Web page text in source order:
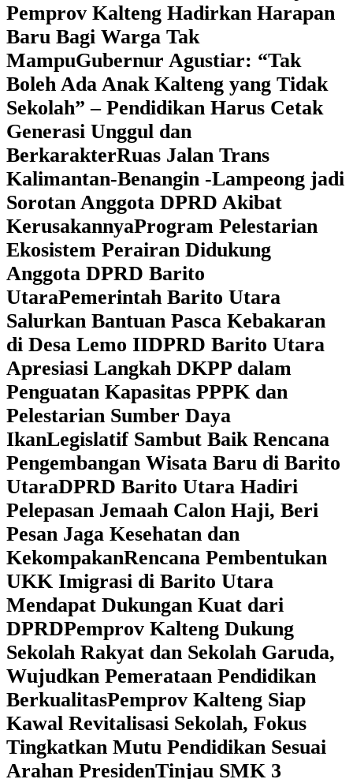
Pemprov Kalteng Hadirkan Harapan
Baru Bagi Warga Tak
Mampu‎Gubernur Agustiar: “Tak
Boleh Ada Anak Kalteng yang Tidak
Sekolah” – Pendidikan Harus Cetak
Generasi Unggul dan
BerkarakterRuas Jalan Trans
Kalimantan-Benangin -Lampeong jadi
Sorotan Anggota DPRD Akibat
KerusakannyaProgram Pelestarian
Ekosistem Perairan Didukung
Anggota DPRD Barito
UtaraPemerintah Barito Utara
Salurkan Bantuan Pasca Kebakaran
di Desa Lemo IIDPRD Barito Utara
Apresiasi Langkah DKPP dalam
Penguatan Kapasitas PPPK dan
Pelestarian Sumber Daya
IkanLegislatif Sambut Baik Rencana
Pengembangan Wisata Baru di Barito
UtaraDPRD Barito Utara Hadiri
Pelepasan Jemaah Calon Haji, Beri
Pesan Jaga Kesehatan dan
KekompakanRencana Pembentukan
UKK Imigrasi di Barito Utara
Mendapat Dukungan Kuat dari
DPRD‎Pemprov Kalteng Dukung
Sekolah Rakyat dan Sekolah Garuda,
Wujudkan Pemerataan Pendidikan
Berkualitas‎Pemprov Kalteng Siap
Kawal Revitalisasi Sekolah, Fokus
Tingkatkan Mutu Pendidikan Sesuai
Arahan Presiden‎Tinjau SMK 3